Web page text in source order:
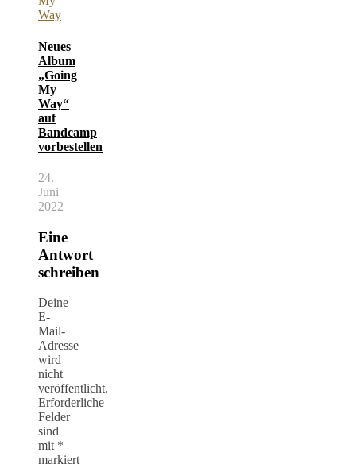
Neues
Album
„Going
My
Way“
auf
Bandcamp
vorbestellen
24.
Juni
2022
Eine
Antwort
schreiben
Deine
E-
Mail-
Adresse
wird
nicht
veröffentlicht.
Erforderliche
Felder
sind
mit *
markiert